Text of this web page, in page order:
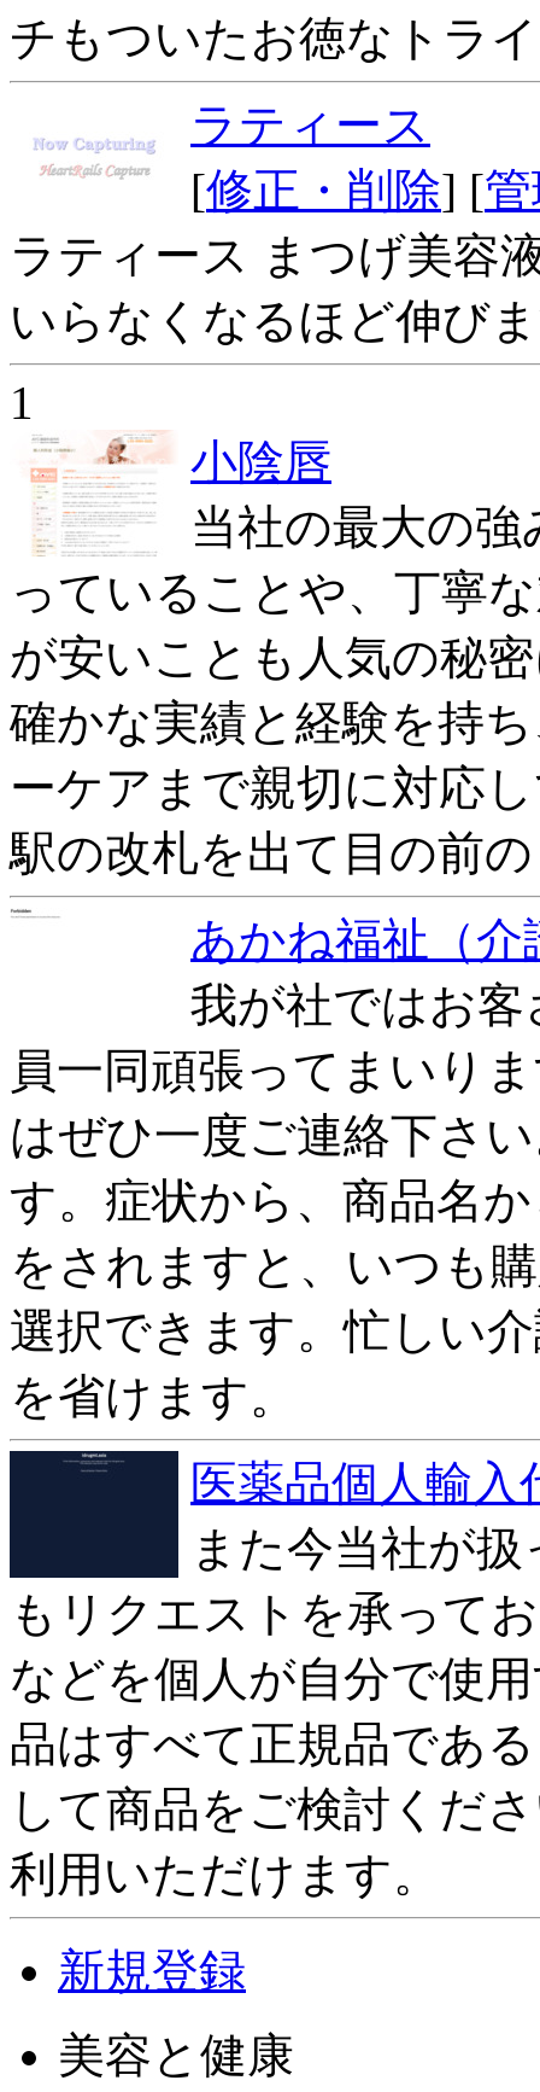
チもついたお徳なトラ
ラティース
[修正・削除] [
ラティース まつげ美容
いらなくなるほど伸び
1
小陰唇
当社の最大の
っていることや、丁寧
が安いことも人気の秘
確かな実績と経験を持
ーケアまで親切に対応
駅の改札を出て目の前
あかね福祉（
我が社ではお
員一同頑張ってまいり
はぜひ一度ご連絡下さ
す。症状から、商品名
をされますと、いつも
選択できます。忙しい
を省けます。
医薬品個人輸
また今当社が
もリクエストを承って
などを個人が自分で使
品はすべて正規品であ
して商品をご検討くだ
利用いただけます。
新規登録
美容と健康